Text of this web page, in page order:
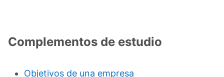
Complementos de estudio
Objetivos de una empresa